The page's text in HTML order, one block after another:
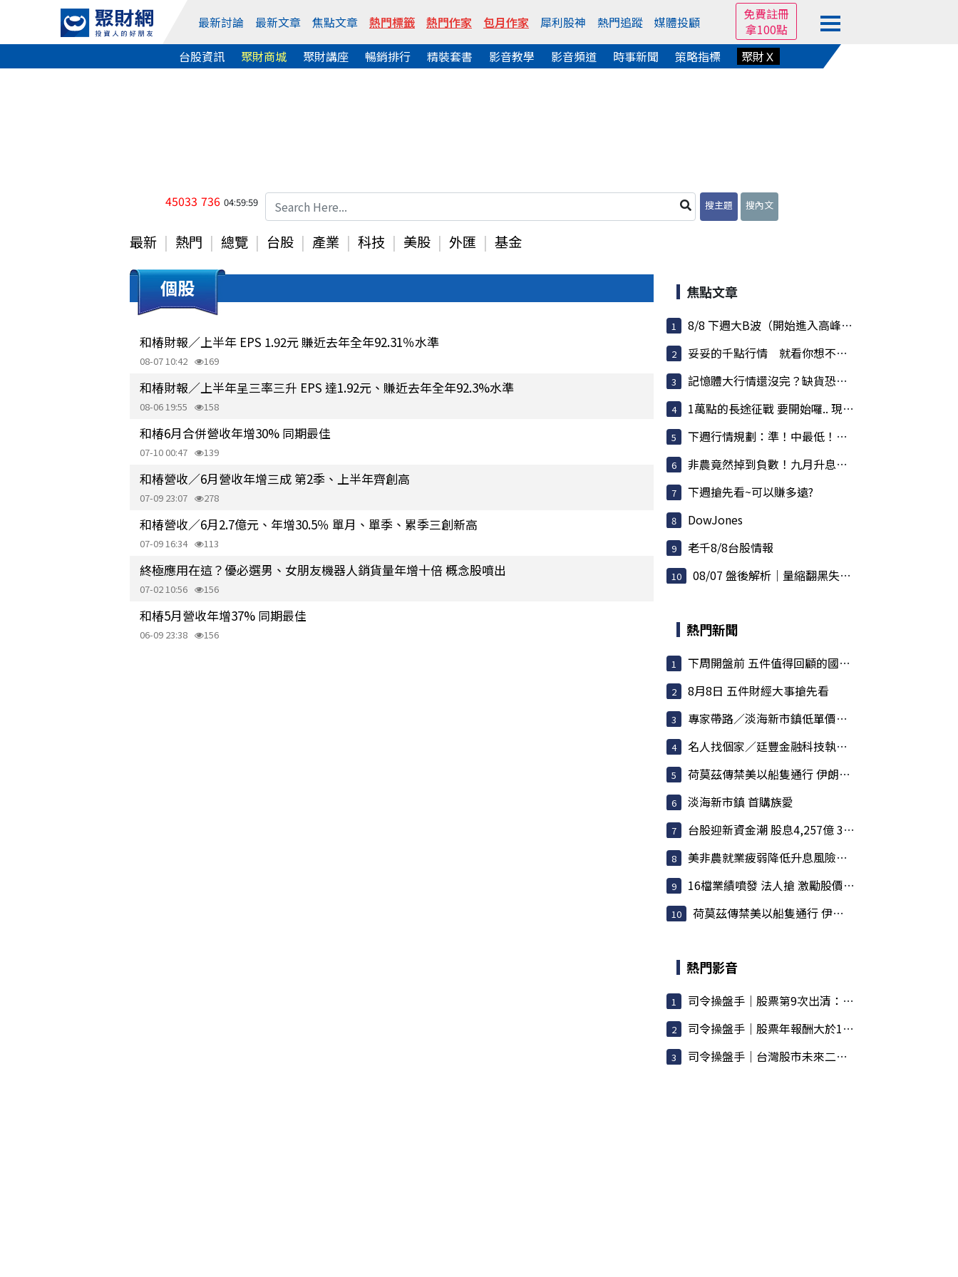
最新討論 最新文章 焦點文章 熱門標籤 熱門作家 包月作家 犀利股神 熱門追蹤 媒體投顧
免費註冊
拿100點
台股資訊
聚財商城 聚財講座 暢銷排行 精裝套書 影音教學 影音頻道 時事新聞 策略指標 聚財Ｘ
45033 736 04:59:59 搜主題 搜內文
最新 熱門 總覽 台股 產業 科技 美股 外匯 基金
個股
和椿財報／上半年 EPS 1.92元 賺近去年全年92.31％水準
08-07 10:42 169
和椿財報／上半年呈三率三升 EPS 達1.92元、賺近去年全年92.3%水準
08-06 19:55 158
和椿6月合併營收年增30% 同期最佳
07-10 00:47 139
和椿營收／6月營收年增三成 第2季、上半年齊創高
07-09 23:07 278
和椿營收／6月2.7億元、年增30.5％ 單月、單季、累季三創新高
07-09 16:34 113
終極應用在這？優必選男、女朋友機器人銷貨量年增十倍 概念股噴出
07-02 10:56 156
和椿5月營收年增37% 同期最佳
06-09 23:38 156
焦點文章
8/8 下週大B波（開始進入高峰）內容一看就懂
妥妥的千點行情 就看你想不想要而已
記憶體大行情還沒完？缺貨恐燒到2028 華邦電爆量...
1萬點的長途征戰 要開始囉.. 現在進場贏在起跑點
下週行情規劃：準！中最低！持續卡位？數千點？列...
非農竟然掉到負數！九月升息急踩煞車？美股狂歡...
下週搶先看~可以賺多遠?
DowJones
老千8/8台股情報
08/07 盤後解析｜量縮翻黑失守季線 資金轉向金融...
熱門新聞
下周開盤前 五件值得回顧的國際大事
8月8日 五件財經大事搶先看
專家帶路／淡海新市鎮低單價低總價 減輕購屋壓力
名人找個家／廷豐金融科技執行副總黃勇諴 緊盯兩訊號
荷莫茲傳禁美以船隻通行 伊朗嗆聲攻擊「敵意目標」
淡海新市鎮 首購族愛
台股迎新資金潮 股息4,257億 341檔月底前派發
美非農就業疲弱降低升息風險 歐股收紅
16檔業績噴發 法人搶 激勵股價強勢攀升
荷莫茲傳禁美以船隻通行 伊朗嗆聲攻擊「敵意目標」
熱門影音
司令操盤手｜股票第9次出清：大盤漲7000點
司令操盤手｜股票年報酬大於100%／讓100檔股票不用錢
司令操盤手｜台灣股市未來二條路：100%這樣執行